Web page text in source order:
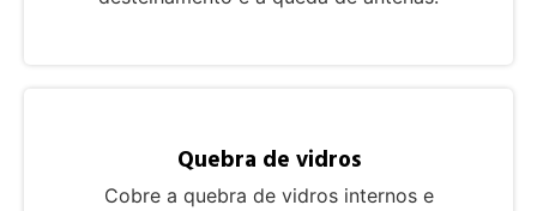
Quebra de vidros
Cobre a quebra de vidros internos e